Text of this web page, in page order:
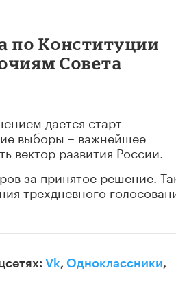
по Конституции
Совета
дается старт
выборы – важнейшее
вектор развития России.
за принятое решение.
трехдневного
Vk, Одноклассники,